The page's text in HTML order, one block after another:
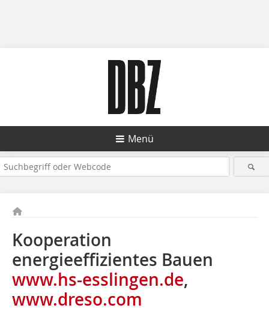
Menü
Kooperation
energieeffizientes Bauen
www.hs-esslingen.de,
www.dreso.com